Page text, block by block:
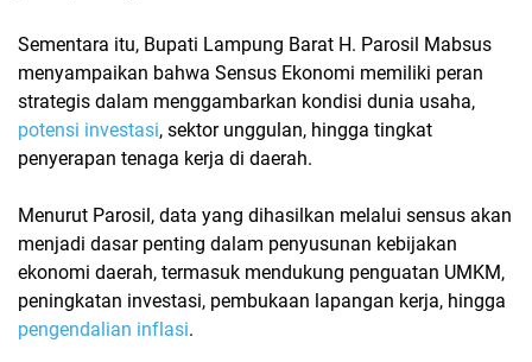
Sementara itu, Bupati Lampung Barat H. Parosil Mabsus
menyampaikan bahwa Sensus Ekonomi memiliki peran
strategis dalam menggambarkan kondisi dunia usaha,
potensi investasi, sektor unggulan, hingga tingkat
penyerapan tenaga kerja di daerah.
Menurut Parosil, data yang dihasilkan melalui sensus akan
menjadi dasar penting dalam penyusunan kebijakan
ekonomi daerah, termasuk mendukung penguatan UMKM,
peningkatan investasi, pembukaan lapangan kerja, hingga
pengendalian inflasi.